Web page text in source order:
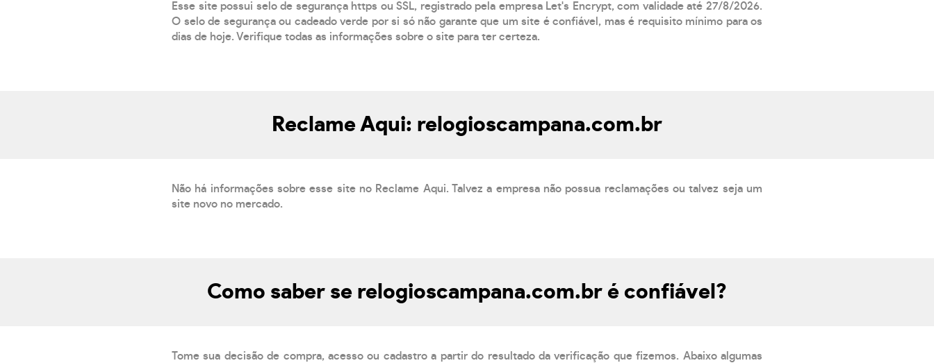
Esse site possui selo de segurança https ou SSL, registrado pela empresa Let's Encrypt, com validade até 27/8/2026.
O selo de segurança ou cadeado verde por si só não garante que um site é confiável, mas é requisito mínimo para os
dias de hoje. Verifique todas as informações sobre o site para ter certeza.
Reclame Aqui: relogioscampana.com.br
Não há informações sobre esse site no Reclame Aqui. Talvez a empresa não possua reclamações ou talvez seja um
site novo no mercado.
Como saber se relogioscampana.com.br é confiável?
Tome sua decisão de compra, acesso ou cadastro a partir do resultado da verificação que fizemos. Abaixo algumas